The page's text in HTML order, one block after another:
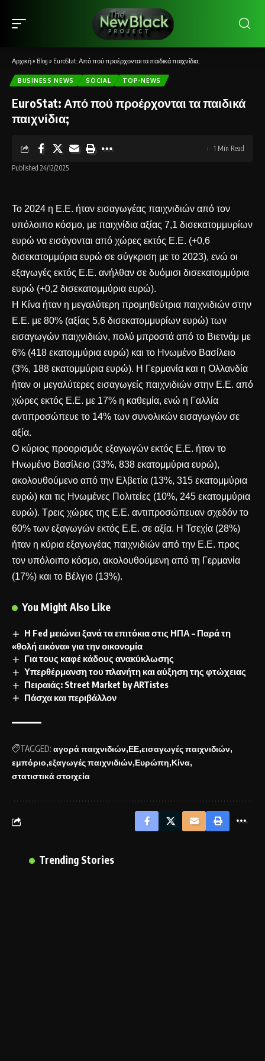
Αρχική» Blog » EuroStat: Από πού προέρχονται τα παιδικά παιχνίδια;
BUSINESS NEWS SOCIAL TOP-NEWS
EuroStat: Από πού προέρχονται τα παιδικά
παιχνίδια;
Published 24/12/2025
1 Min Read
Το 2024 η Ε.Ε. ήταν εισαγωγέας παιχνιδιών από τον
υπόλοιπο κόσμο, με παιχνίδια αξίας 7,1 δισεκατομμυρίων
ευρώ να εισάγονται από χώρες εκτός Ε.Ε. (+0,6
δισεκατομμύρια ευρώ σε σύγκριση με το 2023), ενώ οι
εξαγωγές εκτός Ε.Ε. ανήλθαν σε δυόμισι δισεκατομμύρια
ευρώ (+0,2 δισεκατομμύρια ευρώ).
Η Κίνα ήταν η μεγαλύτερη προμηθεύτρια παιχνιδιών στην
Ε.Ε. με 80% (αξίας 5,6 δισεκατομμυρίων ευρώ) των
εισαγωγών παιχνιδιών, πολύ μπροστά από το Βιετνάμ με
6% (418 εκατομμύρια ευρώ) και το Ηνωμένο Βασίλειο
(3%, 188 εκατομμύρια ευρώ). Η Γερμανία και η Ολλανδία
ήταν οι μεγαλύτερες εισαγωγείς παιχνιδιών στην Ε.Ε. από
χώρες εκτός Ε.Ε. με 17% η καθεμία, ενώ η Γαλλία
αντιπροσώπευε το 14% των συνολικών εισαγωγών σε
αξία.
Ο κύριος προορισμός εξαγωγών εκτός Ε.Ε. ήταν το
Ηνωμένο Βασίλειο (33%, 838 εκατομμύρια ευρώ),
ακολουθούμενο από την Ελβετία (13%, 315 εκατομμύρια
ευρώ) και τις Ηνωμένες Πολιτείες (10%, 245 εκατομμύρια
ευρώ). Τρεις χώρες της Ε.Ε. αντιπροσώπευαν σχεδόν το
60% των εξαγωγών εκτός Ε.Ε. σε αξία. Η Τσεχία (28%)
ήταν η κύρια εξαγωγέας παιχνιδιών από την Ε.Ε. προς
τον υπόλοιπο κόσμο, ακολουθούμενη από τη Γερμανία
(17%) και το Βέλγιο (13%).
You Might Also Like
Η Fed μειώνει ξανά τα επιτόκια στις ΗΠΑ – Παρά τη
«θολή εικόνα» για την οικονομία
Για τους καφέ κάδους ανακύκλωσης
Υπερθέρμανση του πλανήτη και αύξηση της φτώχειας
Πειραιάς: Street Market by ARTistes
Πάσχα και περιβάλλον
TAGGED: αγορά παιχνιδιών ΕΕ εισαγωγές παιχνιδιών
εμπόριο εξαγωγές παιχνιδιών Ευρώπη Κίνα
στατιστικά στοιχεία
Trending Stories